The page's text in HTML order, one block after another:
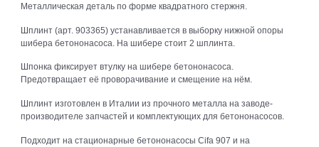
Металлическая деталь по форме квадратного стержня.
Шплинт (арт. 903365) устанавливается в выборку нижной опоры
шибера бетононасоса. На шибере стоит 2 шплинта.
Шпонка фиксирует втулку на шибере бетононасоса.
Предотвращает её проворачивание и смещение на нём.
Шплинт изготовлен в Италии из прочного металла на заводе-
производителе запчастей и комплектующих для бетононасосов.
Подходит на стационарные бетононасосы Cifa 907 и на